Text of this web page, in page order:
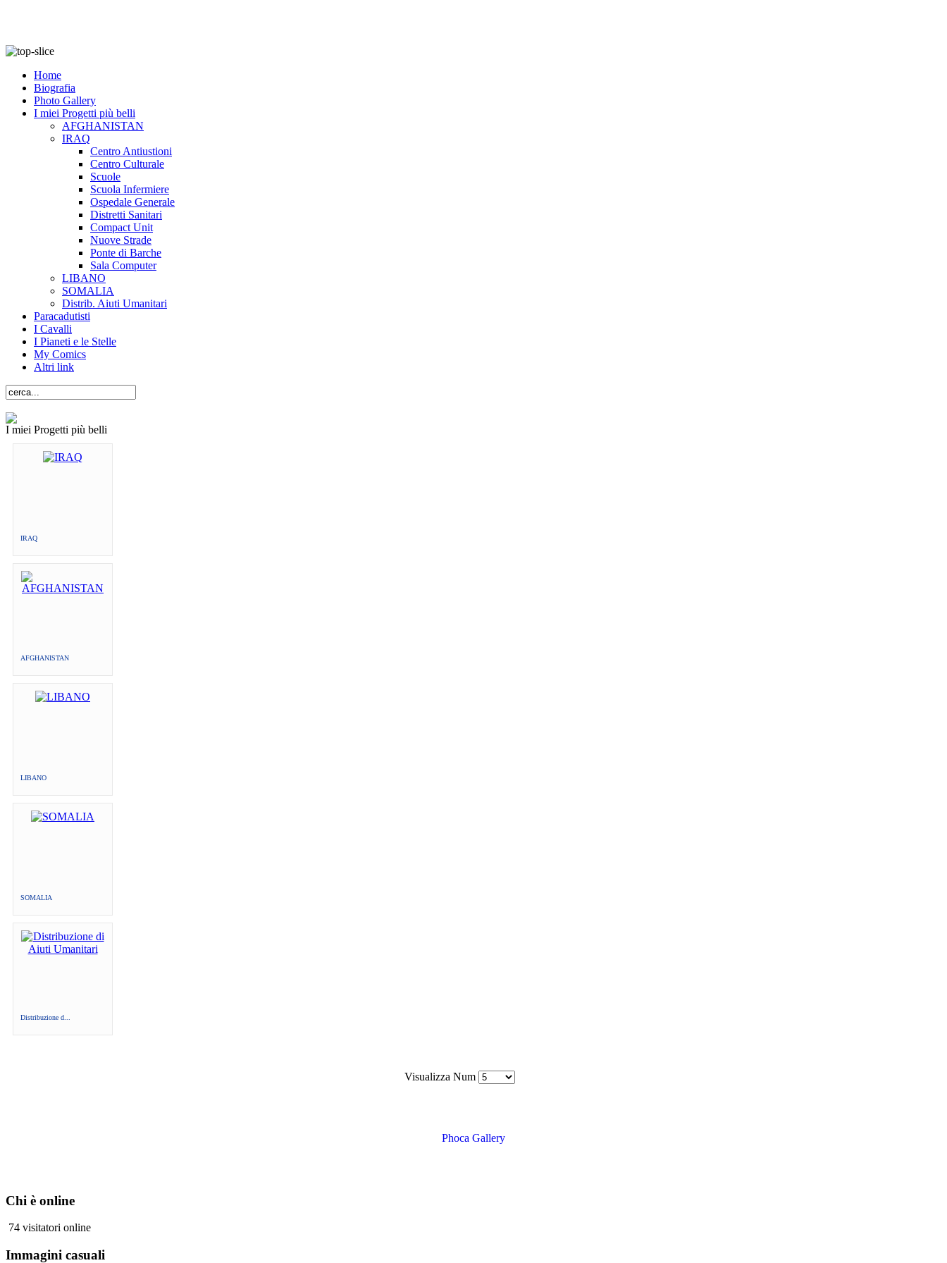
Home
Biografia
Photo Gallery
I miei Progetti più belli
AFGHANISTAN
IRAQ
Centro Antiustioni
Centro Culturale
Scuole
Scuola Infermiere
Ospedale Generale
Distretti Sanitari
Compact Unit
Nuove Strade
Ponte di Barche
Sala Computer
LIBANO
SOMALIA
Distrib. Aiuti Umanitari
Paracadutisti
I Cavalli
I Pianeti e le Stelle
My Comics
Altri link
I miei Progetti più belli
IRAQ
AFGHANISTAN
LIBANO
SOMALIA
Distribuzione d...
Visualizza Num
Phoca Gallery
Chi è online
74 visitatori online
Immagini casuali